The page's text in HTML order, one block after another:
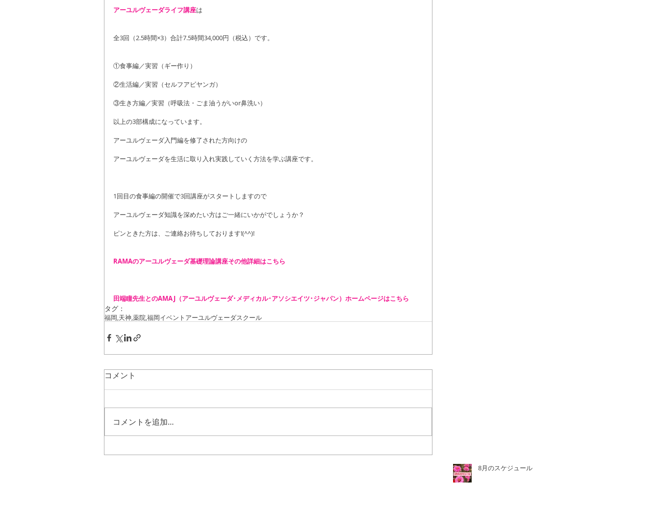
アーユルヴェーダライフ講座は
全3回（2.5時間×3）合計7.5時間34,000円（税込）です。
①食事編／実習（ギー作り）
②生活編／実習（セルフアビヤンガ）
③生き方編／実習（呼吸法・ごま油うがいor鼻洗い）
以上の3部構成になっています。
アーユルヴェーダ入門編を修了された方向けの
アーユルヴェーダを生活に取り入れ実践していく方法を学ぶ講座です。
1回目の食事編の開催で3回講座がスタートしますので
アーユルヴェーダ知識を深めたい方はご一緒にいかがでしょうか？
ピンときた方は、ご連絡お待ちしております!(^^)!
RAMAのアーユルヴェーダ基礎理論講座その他詳細はこちら
田端瞳先生とのAMAJ（アーユルヴェーダ･メディカル･アソシエイツ･ジャパン）ホームページはこちら
タグ：
福岡,天神,薬院,福岡イベント アーユルヴェーダスクール
コメント
コメントを追加…
8月のスケジュール